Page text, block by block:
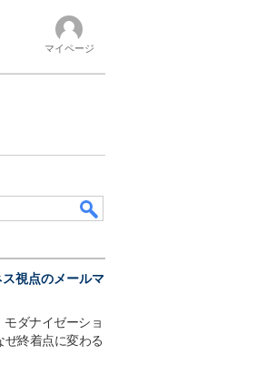
マイページ
視点のメールマ
ダナイゼーショ
ぜ終着点に変わる